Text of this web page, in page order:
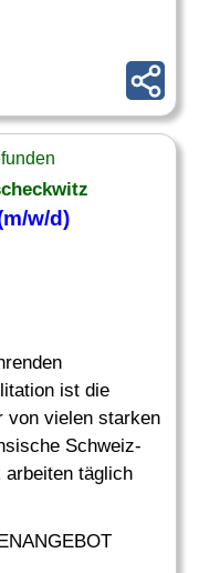
w/d)
ist die
von vielen starken
Schweiz-
täglich